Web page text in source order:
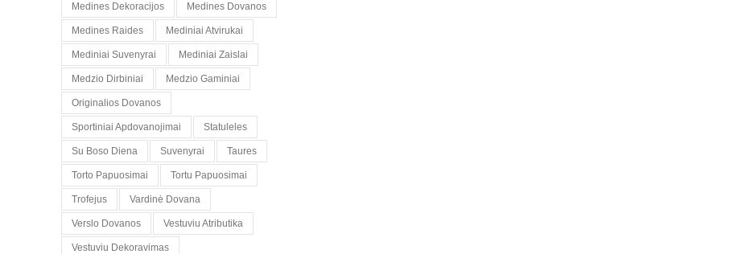
Medines Dekoracijos Medines Dovanos
Medines Raides Mediniai Atvirukai
Mediniai Suvenyrai Mediniai Zaislai
Medzio Dirbiniai Medzio Gaminiai
Originalios Dovanos
Sportiniai Apdovanojimai Statuleles
Su Boso Diena Suvenyrai Taures
Torto Papuosimai Tortu Papuosimai
Trofejus Vardinė Dovana
Verslo Dovanos Vestuviu Atributika
Vestuviu Dekoravimas